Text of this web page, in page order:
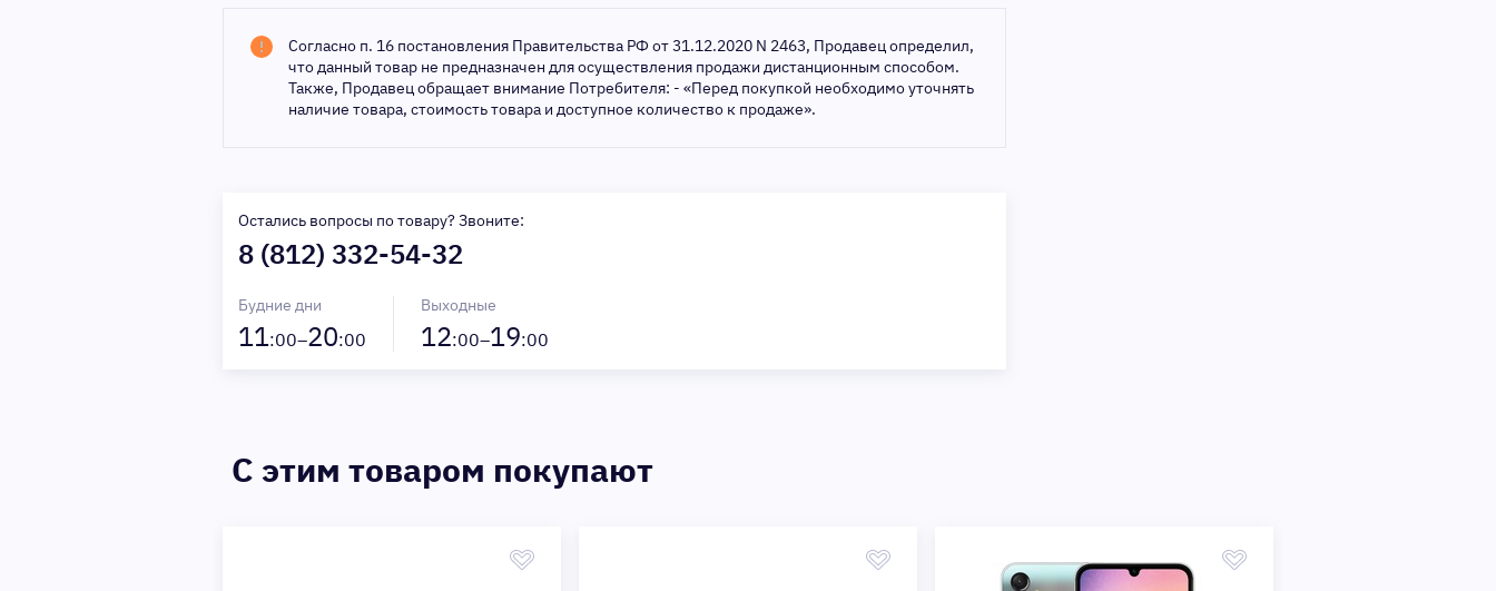
Согласно п. 16 постановления Правительства РФ от 31.12.2020 N 2463, Продавец определил,
что данный товар не предназначен для осуществления продажи дистанционным способом.
Также, Продавец обращает внимание Потребителя: - «Перед покупкой необходимо уточнять
наличие товара, стоимость товара и доступное количество к продаже».
Остались вопросы по товару? Звоните:
8 (812) 332-54-32
Будние дни
11:00–20:00
Выходные
12:00–19:00
C этим товаром покупают